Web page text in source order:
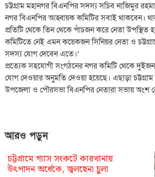
চট্টগ্রাম মহানগর বিএনপির সদস্য সচিব নাজিমুর
নগর বিএনপির আহ্বায়ক কমিটির সবাই থাকবেন।
প্রতিটি থেকে তিন থেকে পাঁচজন করে নেতা উপস্থিত
কমিটিতে নেই এমন কয়েকজন সিনিয়র নেতা ও
সদস্য যোগ দেবেন এতে।’
প্রত্যেক সহযোগী সংগঠনের নগর কমিটি থেকে
যোগ দেওয়ার অনুমতি দেওয়া হয়েছে। এছাড়া
উপজেলা ও পৌরসভা বিএনপির নেতারা সভায় অংশ
আরও পড়ুন
চট্টগ্রামে গ্যাস সংকটে কারখানায়
উৎপাদন অর্ধেকে, জ্বলছেনা চুলা